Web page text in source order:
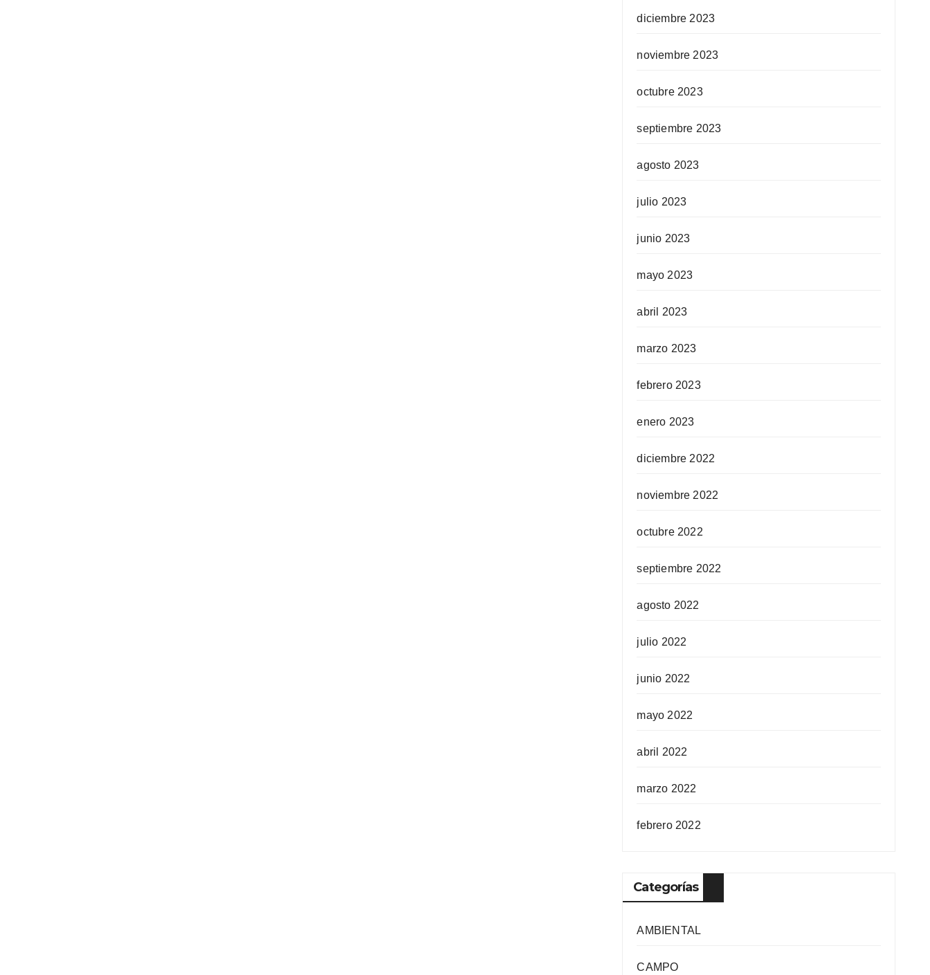
diciembre 2023
noviembre 2023
octubre 2023
septiembre 2023
agosto 2023
julio 2023
junio 2023
mayo 2023
abril 2023
marzo 2023
febrero 2023
enero 2023
diciembre 2022
noviembre 2022
octubre 2022
septiembre 2022
agosto 2022
julio 2022
junio 2022
mayo 2022
abril 2022
marzo 2022
febrero 2022
Categorías
AMBIENTAL
CAMPO